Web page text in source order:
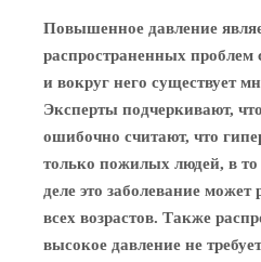
Повышенное давление
распространенных проблем
и вокруг него существует
Эксперты подчеркивают,
ошибочно считают, что
только пожилых людей, в
деле это заболевание может
всех возрастов. Также
высокое давление не